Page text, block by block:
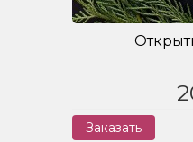
Заказать